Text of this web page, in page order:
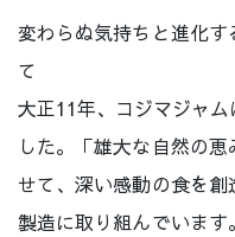
変わらぬ気持ちと進化
て
大正11年、コジマジャ
した。「雄大な自然の
せて、深い感動の食を
製造に取り組んでいま